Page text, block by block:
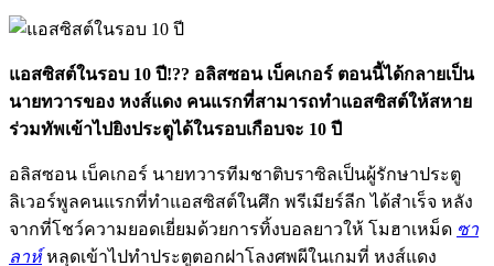
แอสซิสต์ในรอบ 10 ปี!?? อลิสซอน เบ็คเกอร์ ตอนนี้ได้กลายเป็น
นายทวารของ หงส์แดง คนแรกที่สามารถทำแอสซิสต์ให้สหาย
ร่วมทัพเข้าไปยิงประตูได้ในรอบเกือบจะ 10 ปี
อลิสซอน เบ็คเกอร์ นายทวารทีมชาติบราซิลเป็นผู้รักษาประตู
ลิเวอร์พูลคนแรกที่ทำแอสซิสต์ในศึก พรีเมียร์ลีก ได้สำเร็จ หลัง
จากที่โชว์ความยอดเยี่ยมด้วยการทิ้งบอลยาวให้ โมฮาเหม็ด ซา
ลาห์หลุดเข้าไปทำประตูตอกฝาโลงศพผีในเกมที่ หงส์แดง